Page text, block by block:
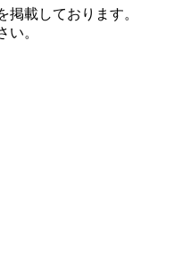
載しております。
い。